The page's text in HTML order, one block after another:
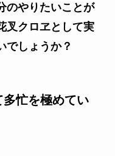
のやりたいことが
叉クロヱとして実
でしょうか？
忙を極めてい